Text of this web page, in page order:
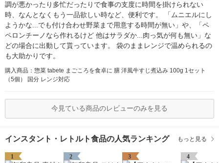
調が悪かったり多忙だったりで食事の支度に時間を掛けられない
時、なんとなくもう一品欲しい時など、便利です。 「ムニエルにし
ようかな...でも付け合わせ野菜まで用意する時間が無い」や、「ペ
ペロンチーノなら作れるけど 他はサラダか...肉っ気が何も無い」な
どの場合に出動して貰っています。 袋のままレンジで温められるの
も大助かりです。
購入商品：惣菜 tabete まごころを食卓に 膳 洋風牛すじ煮込み 100g 1セット
（5個） 国分 レンジ対応
今見ている商品のレビューのみを見る
インスタント・レトルト食品の人気ランキング もっと見る
1 2 3 4